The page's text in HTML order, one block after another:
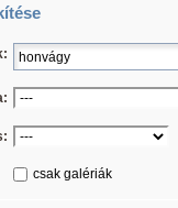
csak galériák